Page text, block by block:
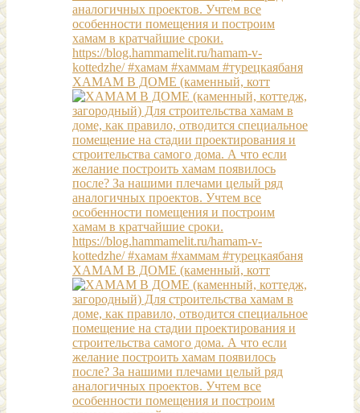
ХАМАМ В ДОМЕ (каменный, котт
ХАМАМ В ДОМЕ (каменный, котт